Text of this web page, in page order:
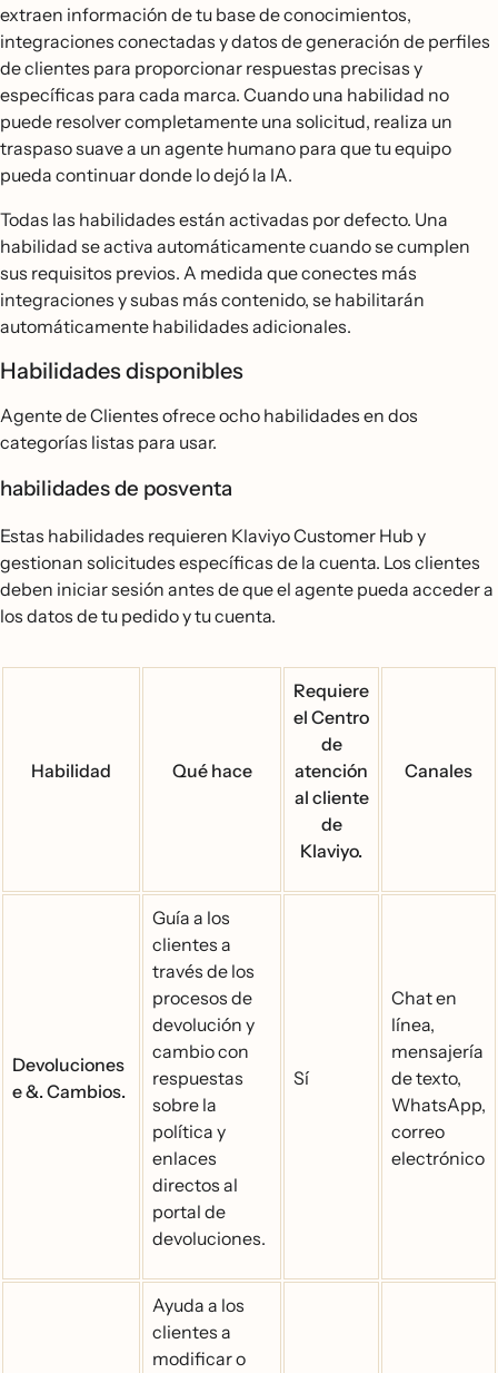
extraen información de tu base de conocimientos,
integraciones conectadas y datos de generación de perfiles
de clientes para proporcionar respuestas precisas y
específicas para cada marca. Cuando una habilidad no
puede resolver completamente una solicitud, realiza un
traspaso suave a un agente humano para que tu equipo
pueda continuar donde lo dejó la IA.
Todas las habilidades están activadas por defecto. Una
habilidad se activa automáticamente cuando se cumplen
sus requisitos previos. A medida que conectes más
integraciones y subas más contenido, se habilitarán
automáticamente habilidades adicionales.
Habilidades disponibles
Agente de Clientes ofrece ocho habilidades en dos
categorías listas para usar.
habilidades de posventa
Estas habilidades requieren Klaviyo Customer Hub y
gestionan solicitudes específicas de la cuenta. Los clientes
deben iniciar sesión antes de que el agente pueda acceder a
los datos de tu pedido y tu cuenta.
Habilidad Qué hace
Requiere
el Centro
de
atención
al cliente
de
Klaviyo.
Canales
Devoluciones
e &. Cambios.
Guía a los
clientes a
través de los
procesos de
devolución y
cambio con
respuestas
sobre la
política y
enlaces
directos al
portal de
devoluciones.
Sí
Chat en
línea,
mensajería
de texto,
WhatsApp,
correo
electrónico
Ayuda a los
clientes a
modificar o